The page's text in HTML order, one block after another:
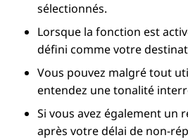
sélectionnés.
Lorsque la fonction est
défini comme votre
Vous pouvez malgré tout
entendez une tonalité
Si vous avez également un
après votre délai de non-